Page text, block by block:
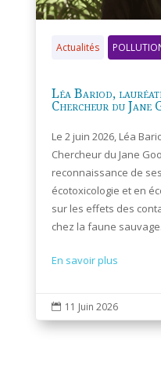
Actualités
Léa Bariod,
Chercheur du
Le 2 juin 2026, Léa
Chercheur du Jane
reconnaissance de
écotoxicologie et en
sur les effets des
chez la faune sauvage.
En savoir plus
 11 Juin 2026